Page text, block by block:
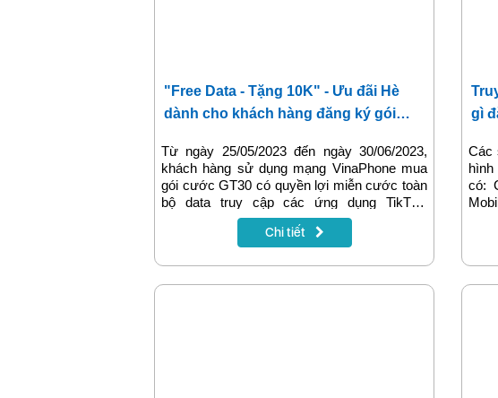
"Free Data - Tặng 10K" - Ưu đãi Hè
dành cho khách hàng đăng ký gói
Từ ngày 25/05/2023 đến ngày 30/06/2023,
khách hàng sử dụng mạng VinaPhone mua
gói cước GT30 có quyền lợi miễn cước toàn
bộ data truy cập các ứng dụng TikTok,
YouTube, Nhaccuatui, VieON hoặc gói cước
GM30 có quyền lợi miễn cước toàn bộ data
FreeFire, Fifa Online 4 Mobile sẽ được tham
gia chương trình khuyến mại “Free data –
Chi tiết
gì
Các
có:
30/
thử